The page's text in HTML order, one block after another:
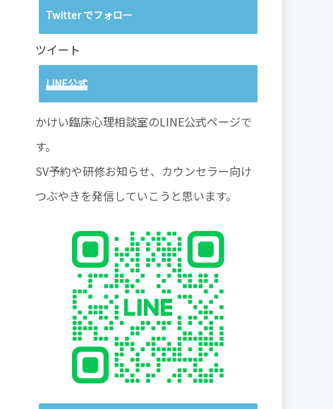
Twitter でフォロー
ツイート
LINE公式
かけい臨床心理相談室のLINE公式ページで
す。
SV予約や研修お知らせ、カウンセラー向け
つぶやきを発信していこうと思います。